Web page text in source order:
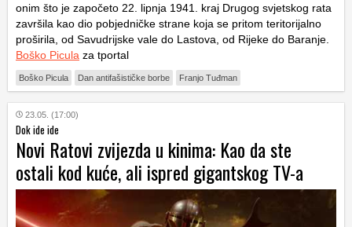
onim što je započeto 22. lipnja 1941. kraj Drugog svjetskog rata
završila kao dio pobjedničke strane koja se pritom teritorijalno
proširila, od Savudrijske vale do Lastova, od Rijeke do Baranje.
Boško Picula za tportal
Boško Picula Dan antifašističke borbe Franjo Tuđman
23.05. (17:00)
Dok ide ide
Novi Ratovi zvijezda u kinima: Kao da ste
ostali kod kuće, ali ispred gigantskog TV-a